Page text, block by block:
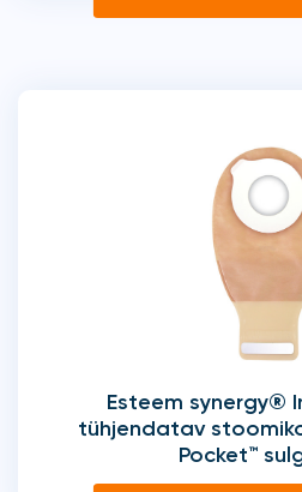
Esteem synergy®
tühjendatav
Pocket™